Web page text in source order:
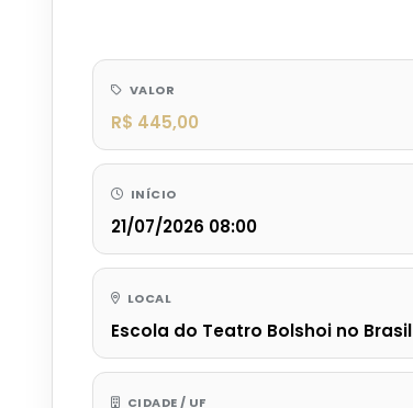
VALOR
R$ 445,00
INÍCIO
21/07/2026 08:00
LOCAL
Escola do Teatro Bolshoi no Brasil
CIDADE / UF